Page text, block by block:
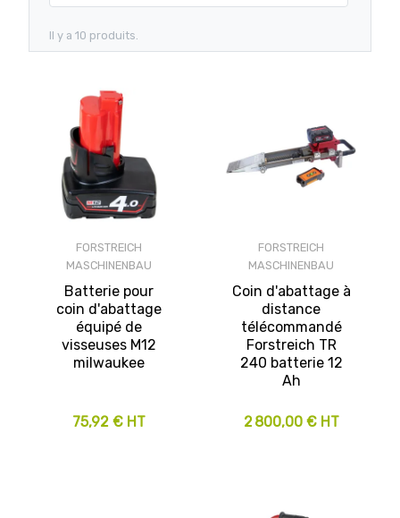
Il y a 10 produits.
FORSTREICH
MASCHINENBAU
Batterie pour
coin d'abattage
équipé de
visseuses M12
milwaukee
75,92 € HT
FORSTREICH
MASCHINENBAU
Coin d'abattage à
distance
télécommandé
Forstreich TR
240 batterie 12
Ah
2 800,00 € HT